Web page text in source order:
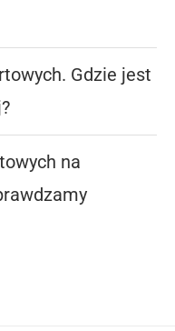
Gdzie jest
na